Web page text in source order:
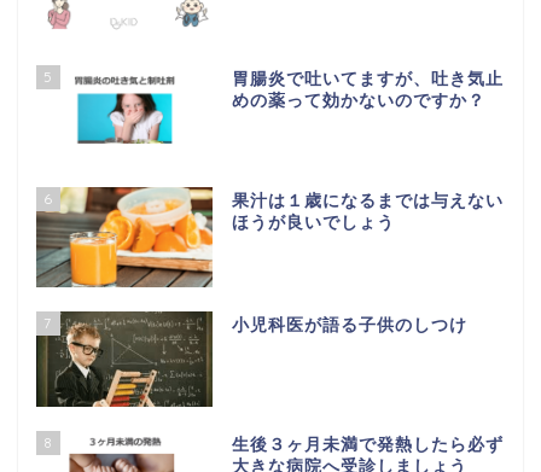
5
胃腸炎で吐いてますが、吐き気止
めの薬って効かないのですか？
6
果汁は１歳になるまでは与えない
ほうが良いでしょう
7 小児科医が語る子供のしつけ
8
生後３ヶ月未満で発熱したら必ず
大きな病院へ受診しましょう